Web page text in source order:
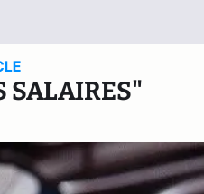
SALAIRES"